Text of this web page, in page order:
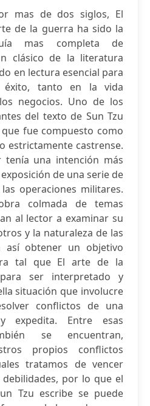
mas de dos siglos, El
de la guerra ha sido la
mas completa de
clásico de la literatura
en lectura esencial para
éxito, tanto en la vida
negocios. Uno de los
del texto de Sun Tzu
fue compuesto como
estrictamente castrense.
tenía una intención más
de una serie de
operaciones militares.
colmada de temas
al lector a examinar su
y la naturaleza de las
así obtener un objetivo
tal que El arte de la
ser interpretado y
situación que involucre
conflictos de una
expedita. Entre esas
se encuentran,
propios conflictos
tratamos de vencer
por lo que el
Tzu escribe se puede